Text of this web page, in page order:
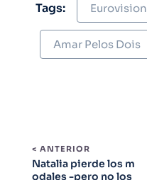
Tags: Eurovision
Amar Pelos Dois
< ANTERIOR
Natalia pierde los m
odales -pero no los